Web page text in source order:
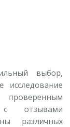
выбор,
исследование
с отзывами
различных